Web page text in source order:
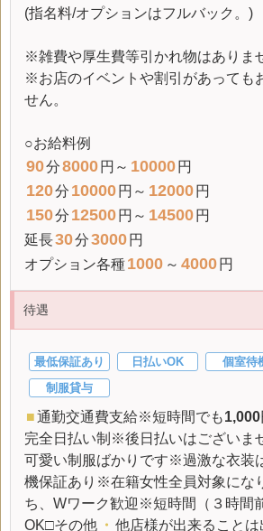
(指名料/オプションはフルバック。)
※雑費や厚生費等引かれ物はありま
※お店のイベントや割引があっても
せん。
○お給料例
90分8000 円～ 10000 円
120分 10000 円～ 12000 円
150分 12500 円～ 14500 円
延長30分3000 円
オプション各種1000 ～ 4000 円
待遇
最低保証あり 日払いOK 個室待
制服貸与
■通勤交通費支給※短時間でも1,000
完全日払い制※後日払いはございま
可愛い制服ばかりです※過激な衣装
機保証あり※在籍女性全員対象にな
ち、Wワーク歓迎※短時間（３時間
OK□その他 ・ 他店様が出来ること